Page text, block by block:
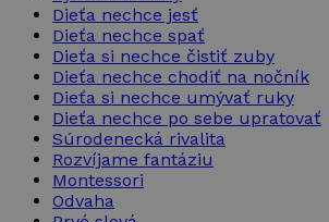
Dieťa nechce jesť
Dieťa nechce spať
Dieťa si nechce čistiť zuby
Dieťa nechce chodiť na nočník
Dieťa si nechce umývať ruky
Dieťa nechce po sebe upratovať
Súrodenecká rivalita
Rozvíjame fantáziu
Montessori
Odvaha